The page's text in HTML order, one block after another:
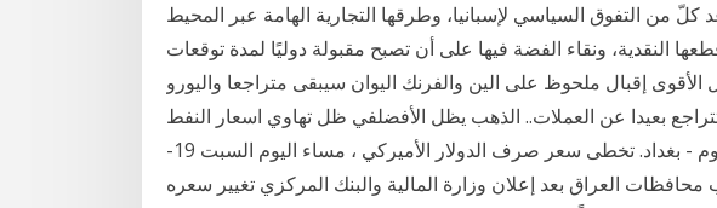
كلّ من التفوق السياسي لإسبانيا، وطرقها التجارية الهامة عبر المحيط
النقدية، ونقاء الفضة فيها على أن تصبح مقبولة دوليًا لمدة توقعات
الدولار يظل الأقوى إقبال ملحوظ على الين والفرنك اليوان سيبقى متراجعا واليورو
بعيدا عن العملات.. الذهب يظل الأفضلفي ظل تهاوي اسعار النفط
العالمية والمحلية ووصولها بغداد اليوم - بغداد. تخطى سعر صرف الدولار الأميركي ، مساء اليوم السبت 19-
الـ 1400 دينار بأغلب محافظات العراق بعد إعلان وزارة المالية والبنك المركزي تغيير سعره